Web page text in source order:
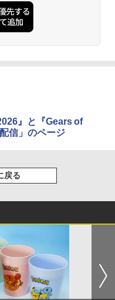
』と『Gears of
信」のページ
戻る